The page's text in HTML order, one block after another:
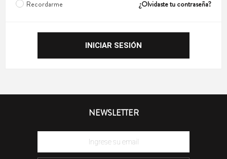
Recordarme ¿Olvidaste tu contraseña?
NEWSLETTER